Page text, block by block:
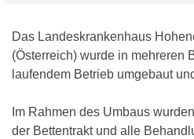
Das Landeskrankenhaus
(Österreich) wurde in mehreren
laufendem Betrieb umgebaut
Im Rahmen des Umbaus
der Bettentrakt und alle